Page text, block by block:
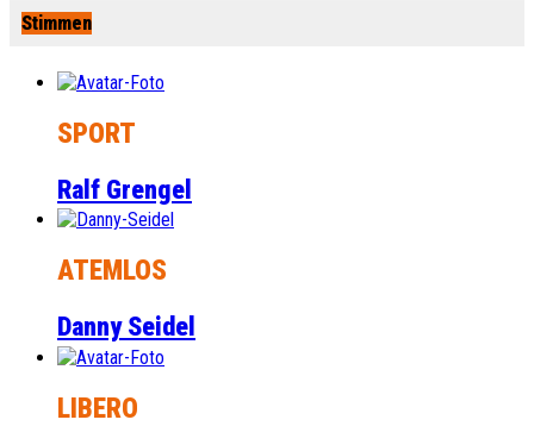
Stimmen
SPORT
Ralf Grengel
ATEMLOS
Danny Seidel
LIBERO